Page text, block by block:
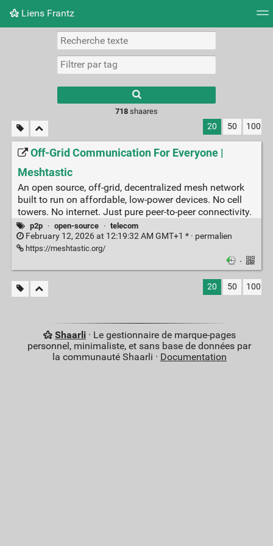
Liens Frantz
Nuage de tags Mur d'images
718shaares
20 50 100
Off-Grid Communication For Everyone |
Meshtastic
An open source, off-grid, decentralized mesh network
built to run on affordable, low-power devices. No cell
towers. No internet. Just pure peer-to-peer connectivity.
p2p · open-source · telecom
February 12, 2026 at 12:19:32 AM GMT+1 * · permalien
https://meshtastic.org/
·
20 50 100
Shaarli· Le gestionnaire de marque-pages
personnel, minimaliste, et sans base de données par
la communauté Shaarli · Documentation